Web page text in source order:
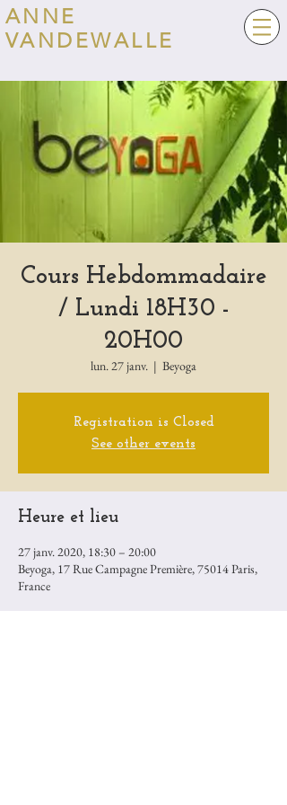
ANNE
VANDEWALLE
Cours Hebdommadaire
/ Lundi 18H30 -
20H00
lun. 27 janv.
  |
Beyoga
Registration is Closed
See other events
Heure et lieu
27 janv. 2020, 18:30 – 20:00
Beyoga, 17 Rue Campagne Première, 75014 Paris,
France